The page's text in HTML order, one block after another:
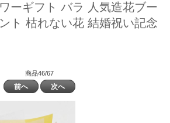
ーギフト バラ 人気造花ブー
ト 枯れない花 結婚祝い記念
商品46/67
前へ 次へ